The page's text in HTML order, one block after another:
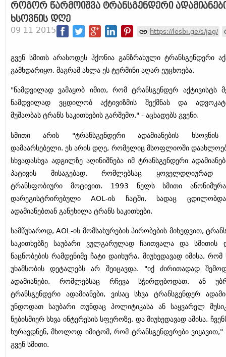
როგორ წარმოიშვა ტრანსგენდერი
ხსოვნის დღე
09 11 2015 https://lesbi.ge/s/jag/
გვენ სმითს არასოდეს ჰქონია განზრახული ტრანსგენდერი
გამხდარიყო, მაგრამ ახლა ეს ტერმინი აღარ ეუცხოება.
"ნამდვილად ვამაყობ იმით, რომ ტრანსგენდერ აქტივისტს
ნამდვილად ვცდილობ აქტივიზმის შექმნას და
მუშაობას ტრანს საკითხების გარშემო," - აცხადებს გვენი.
სმითი არის "ტრანსგენდერი ადამიანების
დამაარსებელი. ეს არის დღე, რომელიც მსოფლიოში
სხვადასხვა ადგილზე აღინიშნება იმ ტრანსგენდერი
პატივის მისაგებად, რომლებსაც ყოველდღიურად
ტრანსფობიური მოტივით. 1993 წელს სმითი
დარეგისტრირებული AOL-ის ჩატში, სადაც
ადამიანებთან განეხილა ტრანს საკითხები.
სამწუხაროდ, AOL-ის მომსახურების პირობების მიხედვით,
საკითხებზე საუბარი ვულგარულად ჩაითვალა და სმითის
ნაცნობების რამდენიმე ჩატი დაიხურა, მიუხედავად იმისა, რომ
უხამსობის დეტალებს არ შეიცავდა. "იქ ძირითადად
ადამიანები, რომლებსაც რჩევა სჭირდებოდათ, ან
ტრანსგენდერი ადამიანები, ვისაც სხვა ტრანსგენდერ
უნდოდათ საუბარი თუნდაც პოლიტიკასა ან საყვარელ
ნებისმიერ სხვა ინტერესის სფეროზე, და მიუხედავად ამისა,
ხურავდნენ, მხოლოდ იმიტომ, რომ ტრანსგენდერები ვიყავით,"
გვენ სმითი.